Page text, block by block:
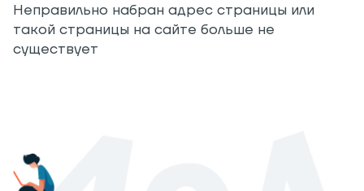
Неправильно набран адрес страницы или
такой страницы на сайте больше не
существует